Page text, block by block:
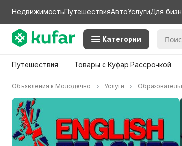
НедвижимостьПутешествияАвтоУслугиДля
Категории
Путешествия Товары с Куфар Рассрочкой
Объявления в Молодечно Услуги